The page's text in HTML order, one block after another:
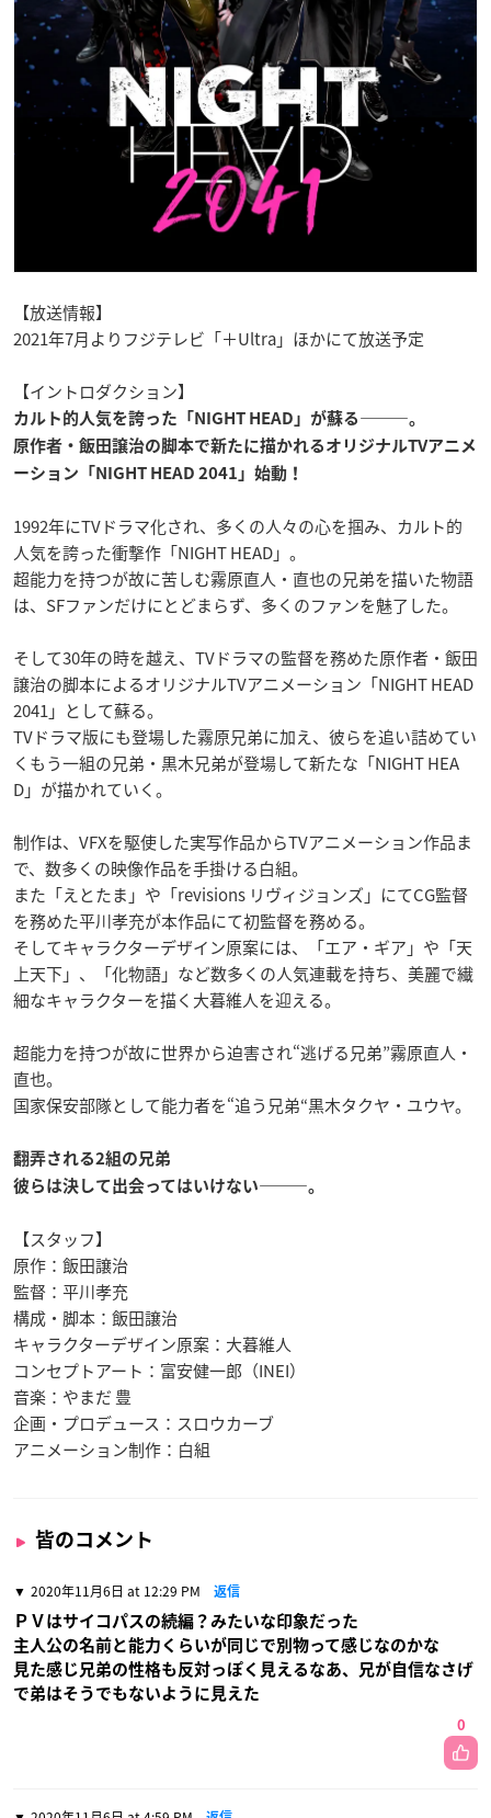
【放送情報】
2021年7月よりフジテレビ「＋Ultra」ほかにて放送予定
【イントロダクション】
カルト的人気を誇った「NIGHT HEAD」が蘇る―――。
原作者・飯田譲治の脚本で新たに描かれるオリジナルTVアニメ
ーション「NIGHT HEAD 2041」始動！
1992年にTVドラマ化され、多くの人々の心を掴み、カルト的
人気を誇った衝撃作「NIGHT HEAD」。
超能力を持つが故に苦しむ霧原直人・直也の兄弟を描いた物語
は、SFファンだけにとどまらず、多くのファンを魅了した。
そして30年の時を越え、TVドラマの監督を務めた原作者・飯田
譲治の脚本によるオリジナルTVアニメーション「NIGHT HEAD
2041」として蘇る。
TVドラマ版にも登場した霧原兄弟に加え、彼らを追い詰めてい
くもう一組の兄弟・黒木兄弟が登場して新たな「NIGHT HEA
D」が描かれていく。
制作は、VFXを駆使した実写作品からTVアニメーション作品ま
で、数多くの映像作品を手掛ける白組。
また「えとたま」や「revisions リヴィジョンズ」にてCG監督
を務めた平川孝充が本作品にて初監督を務める。
そしてキャラクターデザイン原案には、「エア・ギア」や「天
上天下」、「化物語」など数多くの人気連載を持ち、美麗で繊
細なキャラクターを描く大暮維人を迎える。
超能力を持つが故に世界から迫害され“逃げる兄弟”霧原直人・
直也。
国家保安部隊として能力者を“追う兄弟“黒木タクヤ・ユウヤ。
翻弄される2組の兄弟
彼らは決して出会ってはいけない―――。
【スタッフ】
原作：飯田譲治
監督：平川孝充
構成・脚本：飯田譲治
キャラクターデザイン原案：大暮維人
コンセプトアート：富安健一郎（INEI）
音楽：やまだ 豊
企画・プロデュース：スロウカーブ
アニメーション制作：白組
皆のコメント
2020年11月6日 at 12:29 PM 返信
ＰＶはサイコパスの続編？みたいな印象だった
主人公の名前と能力くらいが同じで別物って感じなのかな
見た感じ兄弟の性格も反対っぽく見えるなあ、兄が自信なさげ
で弟はそうでもないように見えた
0